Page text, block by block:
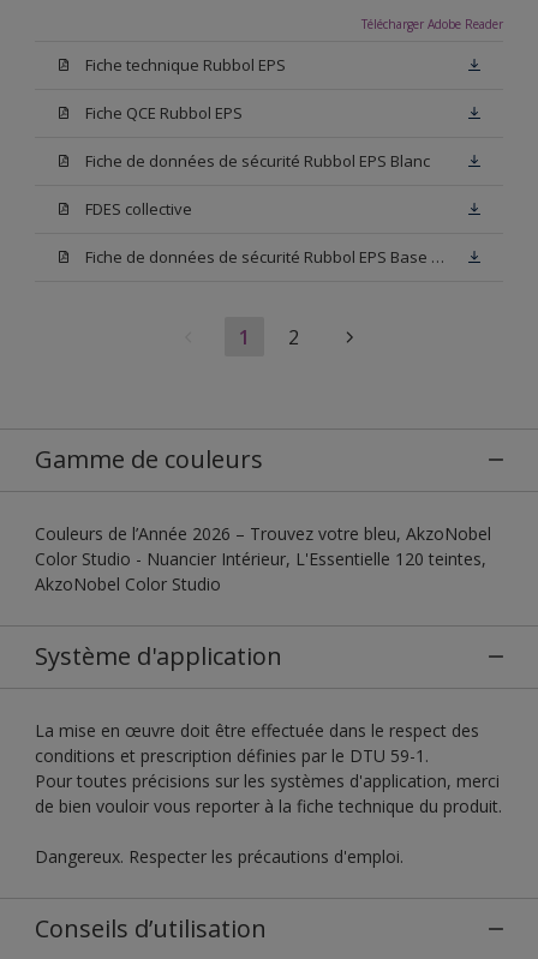
Télécharger Adobe Reader
Fiche technique Rubbol EPS
Fiche QCE Rubbol EPS
Fiche de données de sécurité Rubbol EPS Blanc
FDES collective
Fiche de données de sécurité Rubbol EPS Base N00
1 2
Gamme de couleurs
Couleurs de l’Année 2026 – Trouvez votre bleu, AkzoNobel
Color Studio - Nuancier Intérieur, L'Essentielle 120 teintes,
AkzoNobel Color Studio
Système d'application
La mise en œuvre doit être effectuée dans le respect des
conditions et prescription définies par le DTU 59-1.
Pour toutes précisions sur les systèmes d'application, merci
de bien vouloir vous reporter à la fiche technique du produit.
Dangereux. Respecter les précautions d'emploi.
Conseils d’utilisation